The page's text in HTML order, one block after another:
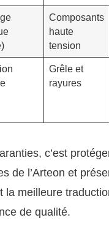
Composants
haute
tension
Grêle et
rayures
c’est
de l’Arteon et
la meilleure
de qualité.